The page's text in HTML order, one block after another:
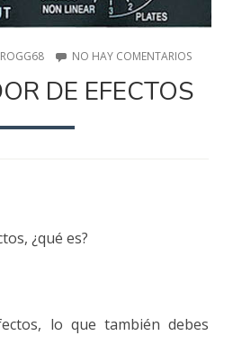
NO HAY COMENTARIOSEN
DE
DE EFECTOS
¿qué es?
lo que también debes